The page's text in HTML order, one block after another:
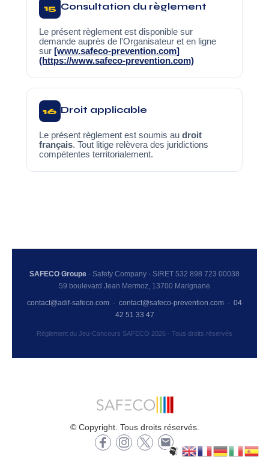
15 Consultation du règlement
Le présent règlement est disponible sur
demande auprès de l'Organisateur et en ligne
sur [www.safeco-prevention.com]
(https://www.safeco-prevention.com)
16 Droit applicable
Le présent règlement est soumis au droit
français. Tout litige relèvera des juridictions
compétentes territorialement.
SAFECO Groupe · Safety Company · SIRET 532 898 723 00038
59 boulevard Jean Mermoz, 13700 Marignane
contact@adif-safeco.com · contact@safeco-prevention.com · 04
42 51 33 47
Règlement du Jeu-Concours SAFECO 2026 · Tous droits réservés
© Copyright. Tous droits réservés.